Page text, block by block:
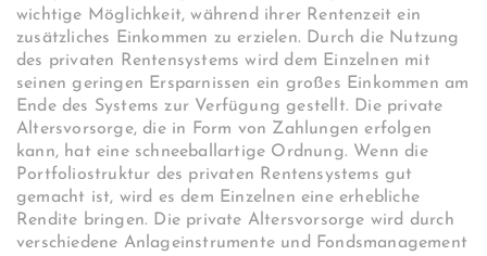
wichtige Möglichkeit, während ihrer Rentenzeit ein
zusätzliches Einkommen zu erzielen. Durch die Nutzung
des privaten Rentensystems wird dem Einzelnen mit
seinen geringen Ersparnissen ein großes Einkommen am
Ende des Systems zur Verfügung gestellt. Die private
Altersvorsorge, die in Form von Zahlungen erfolgen
kann, hat eine schneeballartige Ordnung. Wenn die
Portfoliostruktur des privaten Rentensystems gut
gemacht ist, wird es dem Einzelnen eine erhebliche
Rendite bringen. Die private Altersvorsorge wird durch
verschiedene Anlageinstrumente und Fondsmanagement